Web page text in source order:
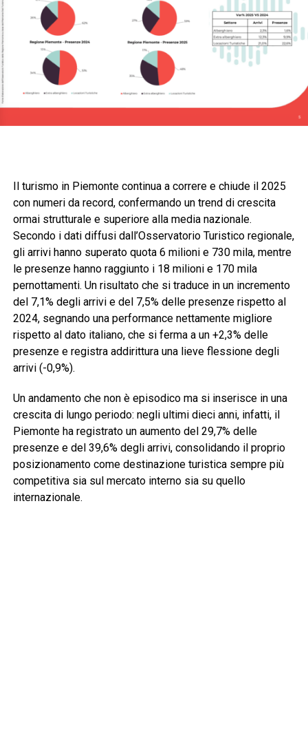
Il turismo in Piemonte continua a correre e chiude il 2025
con numeri da record, confermando un trend di crescita
ormai strutturale e superiore alla media nazionale.
Secondo i dati diffusi dall’Osservatorio Turistico regionale,
gli arrivi hanno superato quota 6 milioni e 730 mila, mentre
le presenze hanno raggiunto i 18 milioni e 170 mila
pernottamenti. Un risultato che si traduce in un incremento
del 7,1% degli arrivi e del 7,5% delle presenze rispetto al
2024, segnando una performance nettamente migliore
rispetto al dato italiano, che si ferma a un +2,3% delle
presenze e registra addirittura una lieve flessione degli
arrivi (-0,9%).
Un andamento che non è episodico ma si inserisce in una
crescita di lungo periodo: negli ultimi dieci anni, infatti, il
Piemonte ha registrato un aumento del 29,7% delle
presenze e del 39,6% degli arrivi, consolidando il proprio
posizionamento come destinazione turistica sempre più
competitiva sia sul mercato interno sia su quello
internazionale.